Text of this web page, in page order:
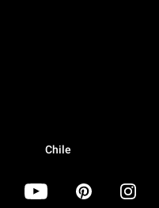
Chile